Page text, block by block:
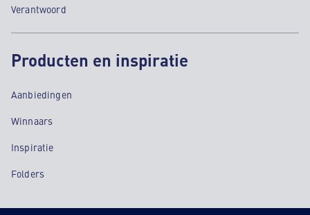
Verantwoord
Producten en inspiratie
Aanbiedingen
Winnaars
Inspiratie
Folders